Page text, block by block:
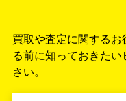
買取や査定に関するお
る前に知っておきた
さい。